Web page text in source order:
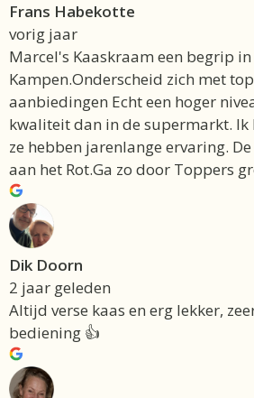
Frans Habekotte
vorig jaar
Marcel's Kaaskraam een begrip in
Kampen.Onderscheid zich met
aanbiedingen Echt een hoger
kwaliteit dan in de supermarkt. Ik
ze hebben jarenlange ervaring.
aan het Rot.Ga zo door Toppers
Dik Doorn
2 jaar geleden
Altijd verse kaas en erg lekker,
bediening 👍